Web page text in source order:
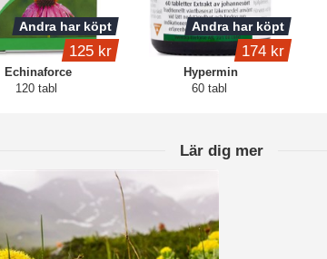
Echinaforce
120 tabl
Andra har köpt
125 kr
Hypermin
60 tabl
Andra har köpt
174 kr
Lär dig mer